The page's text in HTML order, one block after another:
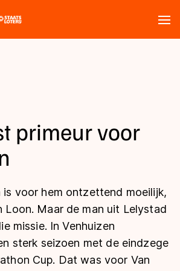
primeur voor
is voor hem ontzettend moeilijk,
Loon. Maar de man uit Lelystad
missie. In Venhuizen
sterk seizoen met de eindzege
Cup. Dat was voor Van